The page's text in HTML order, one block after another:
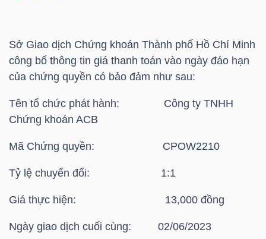
Sở Giao dịch Chứng khoán Thành phố Hồ Chí Minh
công bố thông tin giá thanh toán vào ngày đáo hạn
của chứng quyền có bảo đảm như sau:
Tên tổ chức phát hành: Công ty TNHH
Chứng khoán ACB
Mã Chứng quyền: CPOW2210
Tỷ lệ chuyển đổi: 1:1
Giá thực hiện: 13,000 đồng
Ngày giao dịch cuối cùng: 02/06/2023
BẤT
ĐỘNG
SẢN
HÓA